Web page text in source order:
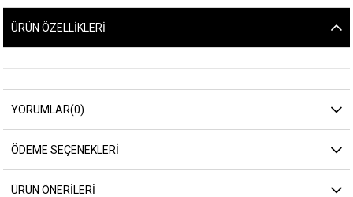
ÜRÜN ÖZELLIKLERI
YORUMLAR(0)
ÖDEME SEÇENEKLERI
ÜRÜN ÖNERILERI